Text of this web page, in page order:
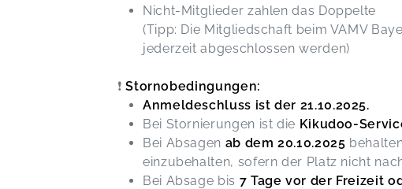
Nicht-Mitglieder zahlen das Doppelte
(Tipp: Die Mitgliedschaft beim VAMV
jederzeit abgeschlossen werden)
❗Stornobedingungen:
Anmeldeschluss ist der 21.10.2025.
Bei Stornierungen ist die Kikudoo-
Bei Absagen ab dem 20.10.2025
einzubehalten, sofern der Platz nicht
Bei Absage bis 7 Tage vor der Freizeit